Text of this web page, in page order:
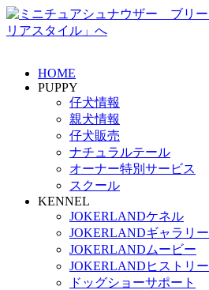
HOME
PUPPY
仔犬情報
親犬情報
仔犬販売
ナチュラルテール
オーナー特別サービス
スクール
KENNEL
JOKERLANDケネル
JOKERLANDギャラリー
JOKERLANDムービー
JOKERLANDヒストリー
ドッグショーサポート